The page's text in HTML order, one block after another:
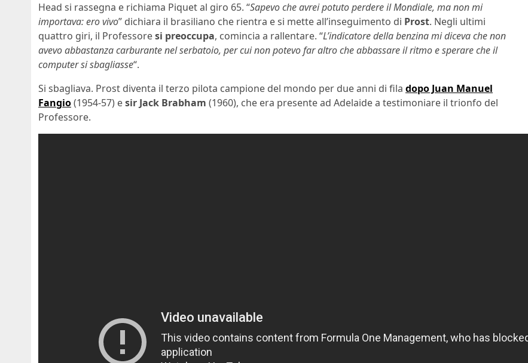
Head si rassegna e richiama Piquet al giro 65. “Sapevo che avrei potuto perdere il Mondiale, ma non mi
importava: ero vivo” dichiara il brasiliano che rientra e si mette all’inseguimento di Prost. Negli ultimi
quattro giri, il Professoresi preoccupa, comincia a rallentare. “L’indicatore della benzina mi diceva che non
avevo abbastanza carburante nel serbatoio, per cui non potevo far altro che abbassare il ritmo e sperare che il
computer si sbagliasse“.
Si sbagliava. Prost diventa il terzo pilota campione del mondo per due anni di fila dopo Juan Manuel
Fangio(1954-57) esir Jack Brabham (1960), che era presente ad Adelaide a testimoniare il trionfo del
Professore.